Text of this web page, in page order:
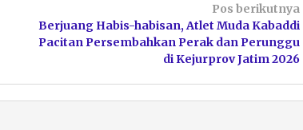
Pos berikutnya
Berjuang Habis-habisan, Atlet Muda Kabaddi
Pacitan Persembahkan Perak dan Perunggu
di Kejurprov Jatim 2026